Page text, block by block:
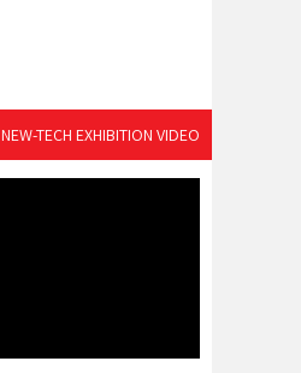
NEW-TECH EXHIBITION VIDEO